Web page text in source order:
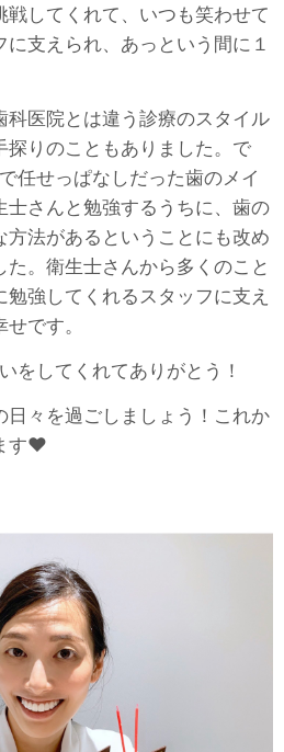
してくれて、いつも笑わせて
支えられ、あっという間に１
科医院とは違う診療のスタイル
探りのこともありました。で
任せっぱなしだった歯のメイ
士さんと勉強するうちに、歯の
方法があるということにも改め
。衛生士さんから多くのこと
強してくれるスタッフに支え
です。
をしてくれてありがとう！
日々を過ごしましょう！これか
す❤️